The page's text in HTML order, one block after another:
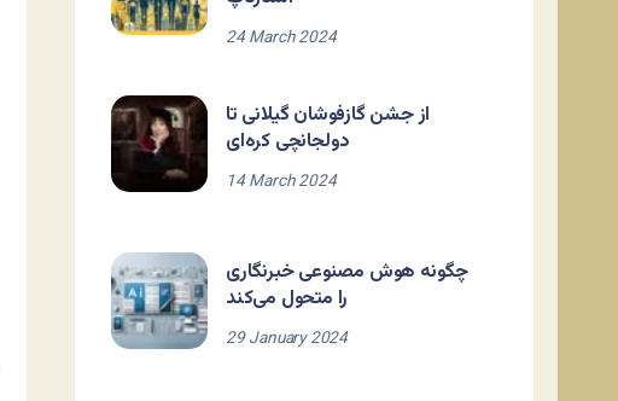
24 March 2024
از جشن گازفوشان گیلانی تا
دولجانچی کره‌ای
14 March 2024
چگونه هوش مصنوعی خبرنگاری
را متحول می‌کند
29 January 2024